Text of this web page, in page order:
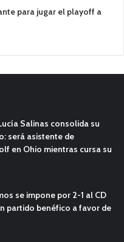
para jugar el playoff a
Salinas consolida su
será asistente de
en Ohio mientras cursa su
se impone por 2-1 al CD
partido benéfico a favor de